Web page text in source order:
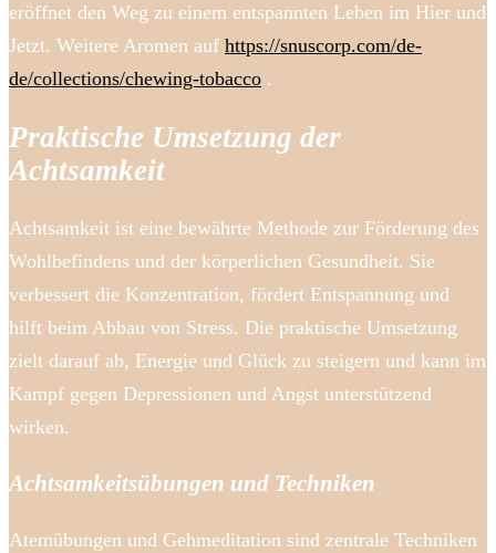
eröffnet den Weg zu einem entspannten Leben im Hier und
Jetzt. Weitere Aromen auf https://snuscorp.com/de-
de/collections/chewing-tobacco .
Praktische Umsetzung der
Achtsamkeit
Achtsamkeit ist eine bewährte Methode zur Förderung des
Wohlbefindens und der körperlichen Gesundheit. Sie
verbessert die Konzentration, fördert Entspannung und
hilft beim Abbau von Stress. Die praktische Umsetzung
zielt darauf ab, Energie und Glück zu steigern und kann im
Kampf gegen Depressionen und Angst unterstützend
wirken.
Achtsamkeitsübungen und Techniken
Atemübungen und Gehmeditation sind zentrale Techniken